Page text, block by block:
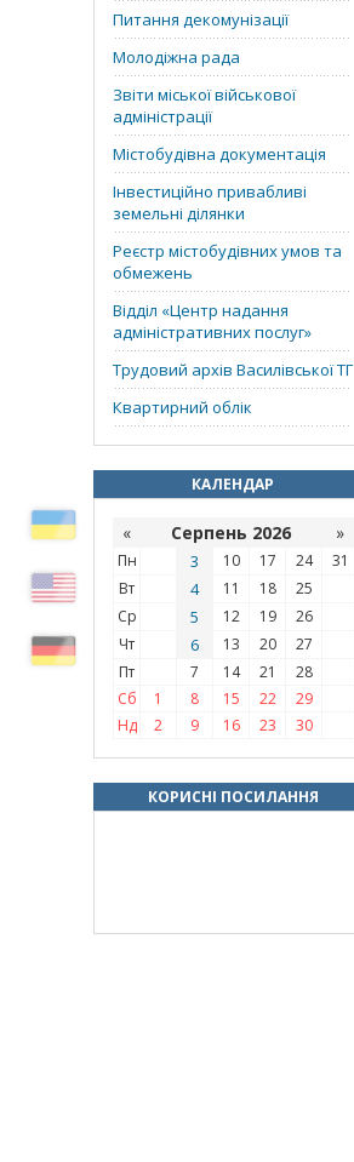
Питання декомунізації
Молодіжна рада
Звіти міської військової
адміністрації
Містобудівна документація
Інвестиційно привабливі
земельні ділянки
Реєстр містобудівних умов та
обмежень
Відділ «‎Центр надання
адміністративних послуг»
Трудовий архів Василівської ТГ
Квартирний облік
КАЛЕНДАР
« Серпень 2026 »
Пн 3 10 17 24
31
Вт
4 11 18
25
Ср
5 12 19
26
Чт
6 13 20
27
Пт
7 14 21
28
Сб
1 8 15 22
29
Нд
2 9 16 23 30
КОРИСНІ ПОСИЛАННЯ